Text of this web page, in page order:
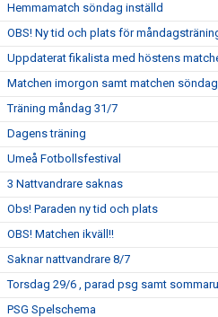
Hemmamatch söndag inställd
OBS! Ny tid och plats för
Uppdaterat fikalista med höstens
Matchen imorgon samt matchen söndag
Träning måndag 31/7
Dagens träning
Umeå Fotbollsfestival
3 Nattvandrare saknas
Obs! Paraden ny tid och plats
OBS! Matchen ikväll!!
Saknar nattvandrare 8/7
Torsdag 29/6 , parad psg samt
PSG Spelschema